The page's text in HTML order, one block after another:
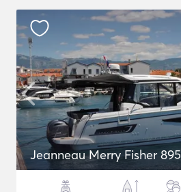
Jeanneau Merry Fisher 895